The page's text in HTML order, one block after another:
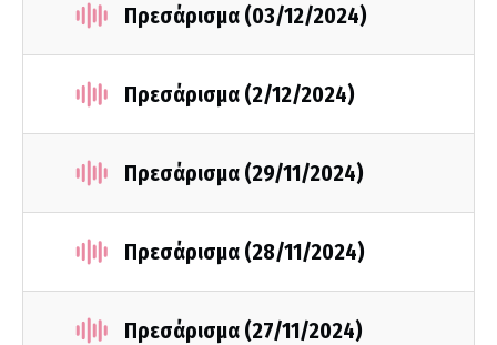
Πρεσάρισμα (03/12/2024)
Πρεσάρισμα (2/12/2024)
Πρεσάρισμα (29/11/2024)
Πρεσάρισμα (28/11/2024)
Πρεσάρισμα (27/11/2024)